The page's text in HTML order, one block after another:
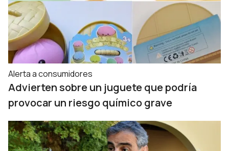
Alerta a consumidores
Advierten sobre un juguete que podría
provocar un riesgo químico grave